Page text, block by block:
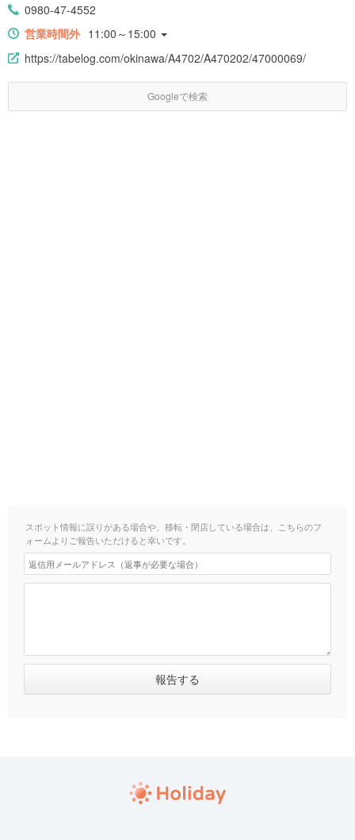
0980-47-4552
営業時間外 11:00～15:00
https://tabelog.com/okinawa/A4702/A470202/47000069/
Googleで検索
スポット情報に誤りがある場合や、移転・閉店している場合は、こちらのフ
ォームよりご報告いただけると幸いです。